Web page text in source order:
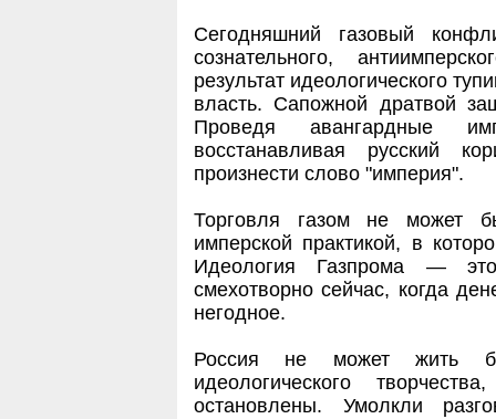
Сегодняшний газовый
сознательного,
результат идеологического
власть. Сапожной дратвой
Проведя авангардные
восстанавливая русский
произнести слово "империя".
Торговля газом не может
имперской практикой, в
Идеология Газпрома —
смехотворно сейчас, когда
негодное.
Россия не может жить
идеологического
остановлены. Умолкли